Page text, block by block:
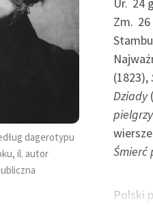
Adam
się na
się na
to
i
jako
sobie
życia
dagerotypu
il. autor
Zm.
(1823),
Dziady
Śmierć
Polski
Chyląc ku ziemi
czoło,
Takie widzi
Jakie tępemi...
Adam Mickiewicz, Oda